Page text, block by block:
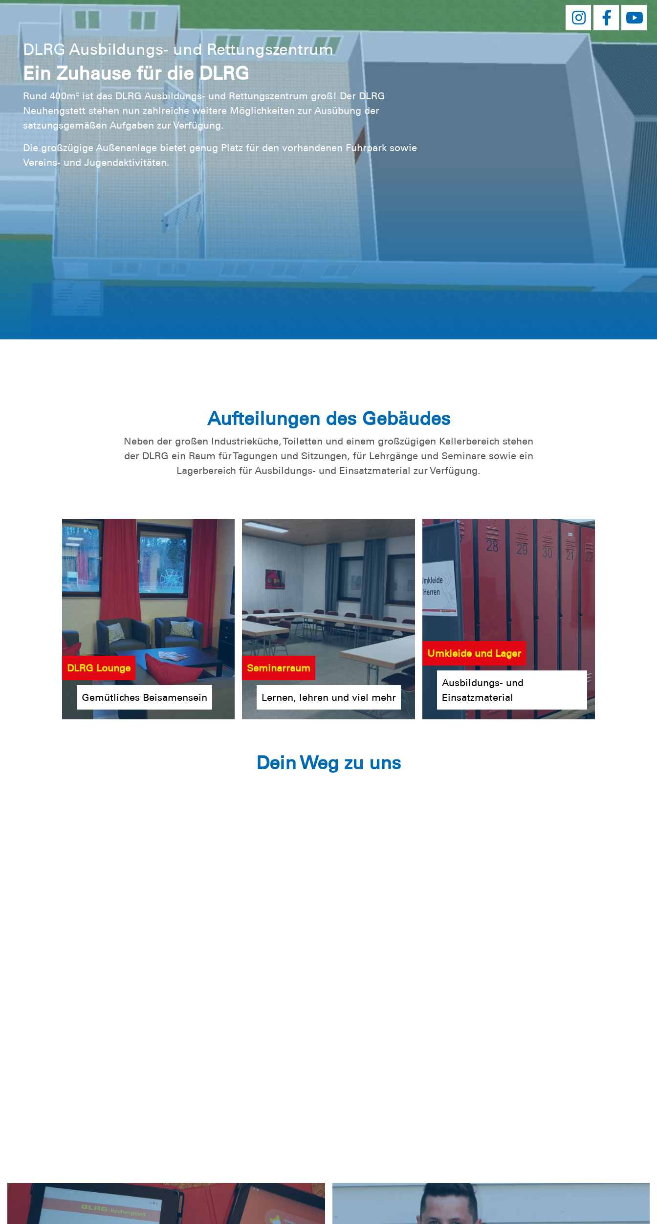
DLRG Ausbildungs- und Rettungszentrum
Ein Zuhause für die DLRG
Rund 400m² ist das DLRG Ausbildungs- und Rettungszentrum groß! Der DLRG
Neuhengstett stehen nun zahlreiche weitere Möglichkeiten zur Ausübung der
satzungsgemäßen Aufgaben zur Verfügung.
Die großzügige Außenanlage bietet genug Platz für den vorhandenen Fuhrpark sowie
Vereins- und Jugendaktivitäten.
Aufteilungen des Gebäudes
Neben der großen Industrieküche, Toiletten und einem großzügigen Kellerbereich stehen
der DLRG ein Raum für Tagungen und Sitzungen, für Lehrgänge und Seminare sowie ein
Lagerbereich für Ausbildungs- und Einsatzmaterial zur Verfügung.
DLRG Lounge
Gemütliches Beisamensein
Seminarraum
Lernen, lehren und viel mehr
Umkleide und Lager
Ausbildungs- und
Einsatzmaterial
Dein Weg zu uns